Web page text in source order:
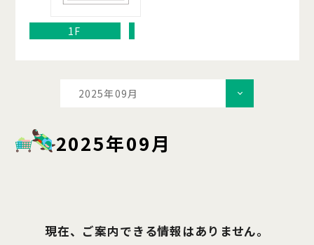
1F
2025年09月
2025年09月
現在、ご案内できる情報はありません。